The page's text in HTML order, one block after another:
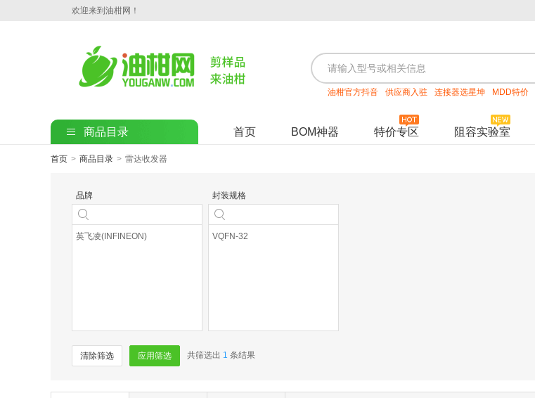
欢迎来到油柑网！
油柑官方抖音 供应商入驻 连接器选星坤 MDD特价
商品目录 首页 BOM神器 特价专区 阻容实验室
首页 > 商品目录 > 雷达收发器
品牌
英飞凌(INFINEON)
封装规格
VQFN-32
清除筛选 应用筛选 共筛选出 1 条结果